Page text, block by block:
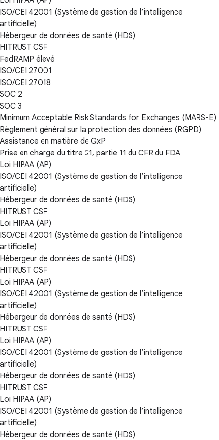
ISO/CEI 42001 (Système de gestion de l’intelligence
artificielle)
Hébergeur de données de santé (HDS)
HITRUST CSF
FedRAMP élevé
ISO/CEI 27001
ISO/CEI 27018
SOC 2
SOC 3
Minimum Acceptable Risk Standards for Exchanges (MARS-E)
Règlement général sur la protection des données (RGPD)
Assistance en matière de GxP
Prise en charge du titre 21, partie 11 du CFR du FDA
Loi HIPAA (AP)
ISO/CEI 42001 (Système de gestion de l’intelligence
artificielle)
Hébergeur de données de santé (HDS)
HITRUST CSF
Loi HIPAA (AP)
ISO/CEI 42001 (Système de gestion de l’intelligence
artificielle)
Hébergeur de données de santé (HDS)
HITRUST CSF
Loi HIPAA (AP)
ISO/CEI 42001 (Système de gestion de l’intelligence
artificielle)
Hébergeur de données de santé (HDS)
HITRUST CSF
Loi HIPAA (AP)
ISO/CEI 42001 (Système de gestion de l’intelligence
artificielle)
Hébergeur de données de santé (HDS)
HITRUST CSF
Loi HIPAA (AP)
ISO/CEI 42001 (Système de gestion de l’intelligence
artificielle)
Hébergeur de données de santé (HDS)